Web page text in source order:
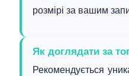
розмірі за вашим
Як доглядати за
Рекомендується